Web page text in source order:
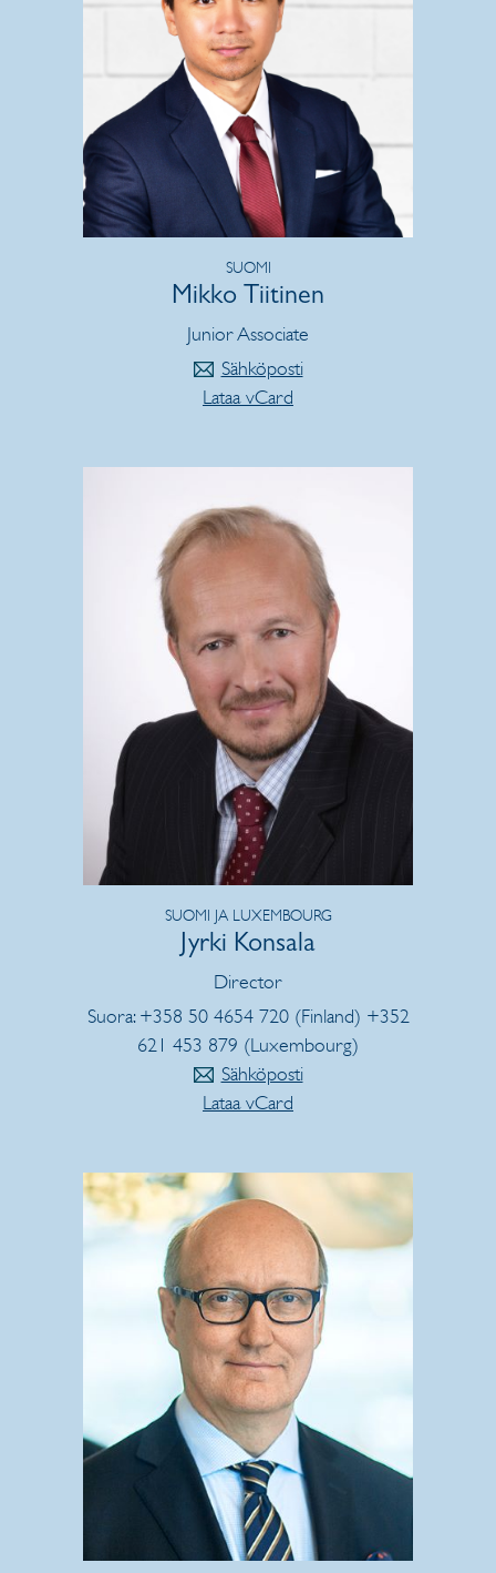
SUOMI
Mikko Tiitinen
Junior Associate
Sähköposti
Lataa vCard
SUOMI JA LUXEMBOURG
Jyrki Konsala
Director
Suora: +358 50 4654 720 (Finland) +352
621 453 879 (Luxembourg)
Sähköposti
Lataa vCard